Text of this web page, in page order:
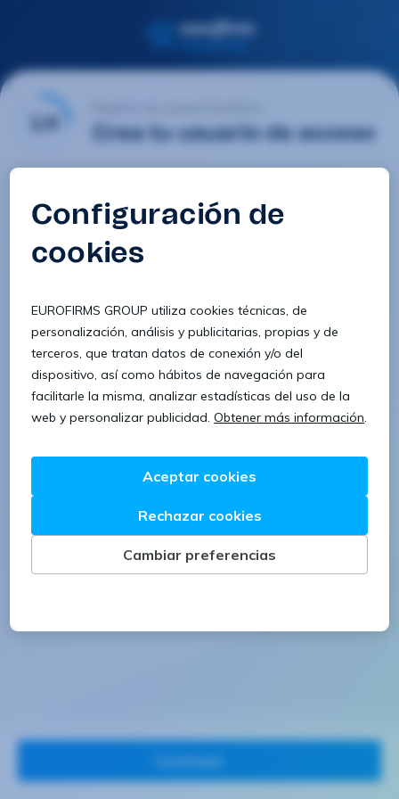
1/4 Crea tu usuario de acceso
Contraseña
Confirmar contraseña
8 caracteres 1 letra minúscula
1 letra mayúscula 1 número